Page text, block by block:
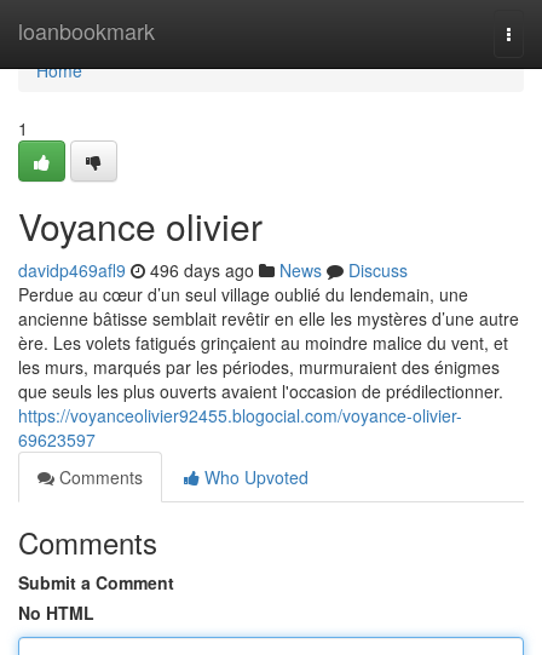
loanbookmark
Home
Home
1
Voyance olivier
davidp469afl9 496 days ago News
Discuss
Perdue au cœur d’un seul village oublié du lendemain, une
ancienne bâtisse semblait revêtir en elle les mystères d’une autre
ère. Les volets fatigués grinçaient au moindre malice du vent, et
les murs, marqués par les périodes, murmuraient des énigmes
que seuls les plus ouverts avaient l'occasion de prédilectionner.
https://voyanceolivier92455.blogocial.com/voyance-olivier-
69623597
Comments
Who Upvoted
Comments
Submit a Comment
No HTML